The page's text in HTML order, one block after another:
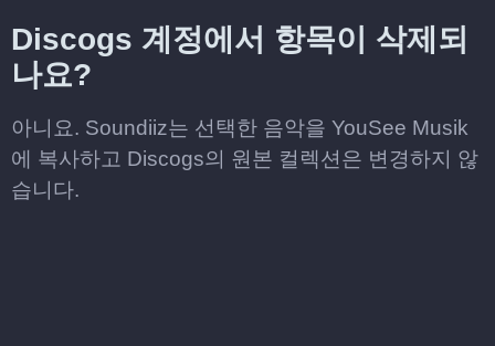
Discogs 계정에서 항목이 삭제되
나요?
아니요. Soundiiz는 선택한 음악을 YouSee Musik
에 복사하고 Discogs의 원본 컬렉션은 변경하지 않
습니다.